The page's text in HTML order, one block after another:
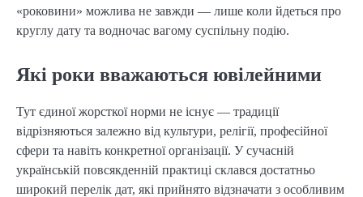
«роковини» можлива не завжди — лише коли йдеться про
круглу дату та водночас вагому суспільну подію.
Які роки вважаються ювілейними
Тут єдиної жорсткої норми не існує — традиції
відрізняються залежно від культури, релігії, професійної
сфери та навіть конкретної організації. У сучасній
українській повсякденній практиці склався достатньо
широкий перелік дат, які прийнято відзначати з особливим